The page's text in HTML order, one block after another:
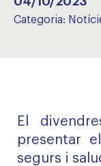
Categoria:
El
presentar
segurs i